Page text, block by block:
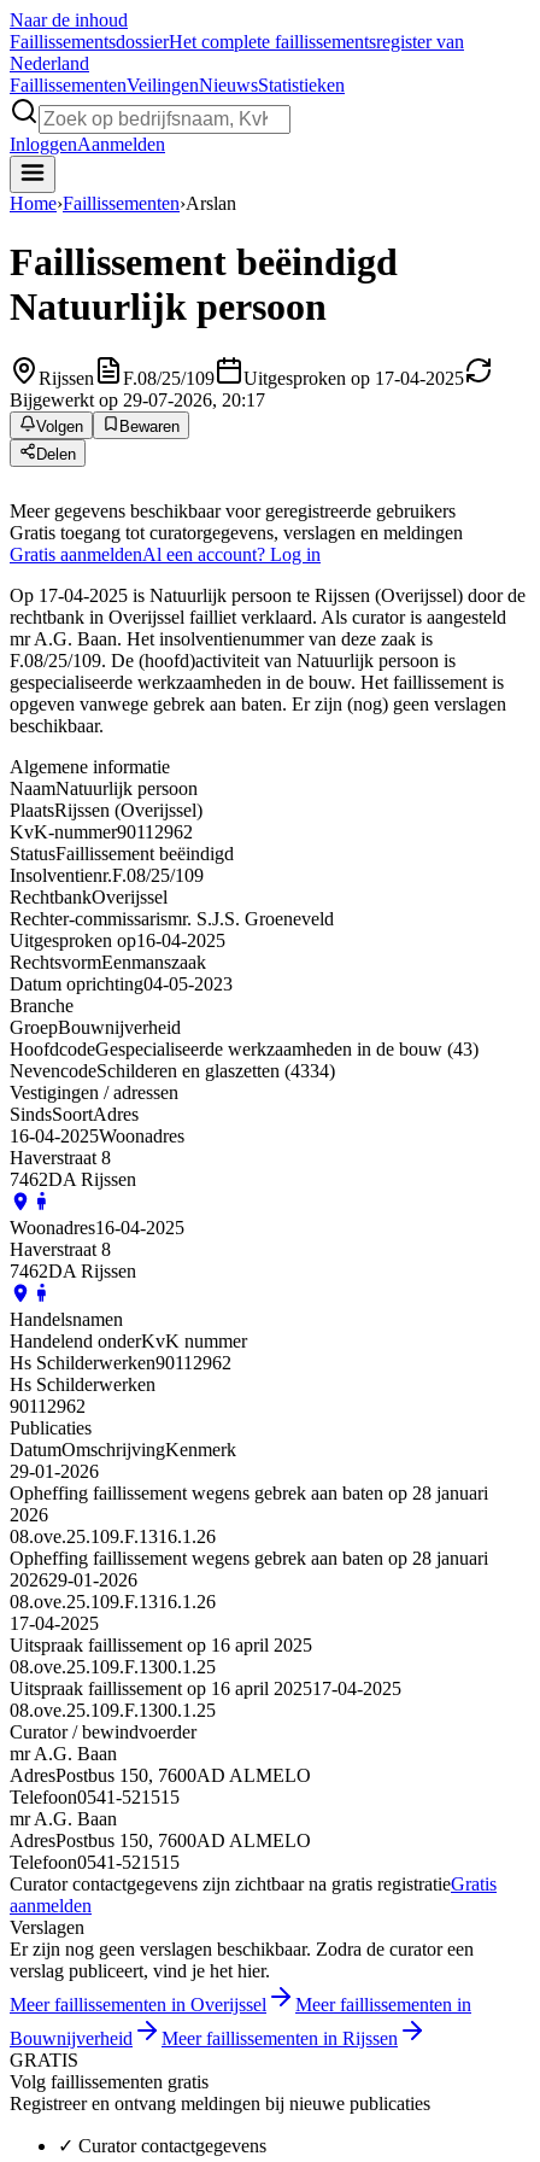
Naar de inhoud
FaillissementsdossierHet complete faillissementsregister van
Nederland
FaillissementenVeilingenNieuwsStatistieken
InloggenAanmelden
Home›Faillissementen›Arslan
Faillissement beëindigd
Natuurlijk persoon
Rijssen F.08/25/109
Uitgesproken op 17-04-2025
Bijgewerkt op 29-07-2026, 20:17
Volgen
Bewaren
Delen
Meer gegevens beschikbaar voor geregistreerde gebruikers
Gratis toegang tot curatorgegevens, verslagen en meldingen
Gratis aanmeldenAl een account? Log in
Op 17-04-2025 is Natuurlijk persoon te Rijssen (Overijssel) door de
rechtbank in Overijssel failliet verklaard. Als curator is aangesteld
mr A.G. Baan. Het insolventienummer van deze zaak is
F.08/25/109. De (hoofd)activiteit van Natuurlijk persoon is
gespecialiseerde werkzaamheden in de bouw. Het faillissement is
opgeven vanwege gebrek aan baten. Er zijn (nog) geen verslagen
beschikbaar.
Algemene informatie
NaamNatuurlijk persoon
PlaatsRijssen (Overijssel)
KvK-nummer90112962
StatusFaillissement beëindigd
Insolventienr.F.08/25/109
RechtbankOverijssel
Rechter-commissarismr. S.J.S. Groeneveld
Uitgesproken op16-04-2025
RechtsvormEenmanszaak
Datum oprichting04-05-2023
Branche
GroepBouwnijverheid
HoofdcodeGespecialiseerde werkzaamheden in de bouw (43)
NevencodeSchilderen en glaszetten (4334)
Vestigingen / adressen
SindsSoortAdres
16-04-2025Woonadres
Haverstraat 8
7462DA Rijssen
Woonadres16-04-2025
Haverstraat 8
7462DA Rijssen
Handelsnamen
Handelend onderKvK nummer
Hs Schilderwerken90112962
Hs Schilderwerken
90112962
Publicaties
DatumOmschrijvingKenmerk
29-01-2026
Opheffing faillissement wegens gebrek aan baten op 28 januari
2026
08.ove.25.109.F.1316.1.26
Opheffing faillissement wegens gebrek aan baten op 28 januari
202629-01-2026
08.ove.25.109.F.1316.1.26
17-04-2025
Uitspraak faillissement op 16 april 2025
08.ove.25.109.F.1300.1.25
Uitspraak faillissement op 16 april 202517-04-2025
08.ove.25.109.F.1300.1.25
Curator / bewindvoerder
mr A.G. Baan
AdresPostbus 150, 7600AD ALMELO
Telefoon0541-521515
mr A.G. Baan
AdresPostbus 150, 7600AD ALMELO
Telefoon0541-521515
Curator contactgegevens zijn zichtbaar na gratis registratieGratis
aanmelden
Verslagen
Er zijn nog geen verslagen beschikbaar. Zodra de curator een
verslag publiceert, vind je het hier.
Meer faillissementen in Overijssel
Meer faillissementen in
Bouwnijverheid
Meer faillissementen in Rijssen
GRATIS
Volg faillissementen gratis
Registreer en ontvang meldingen bij nieuwe publicaties
✓ Curator contactgegevens